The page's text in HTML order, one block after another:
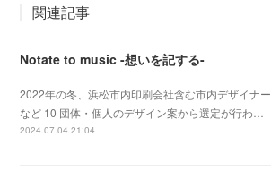
関連記事
Notate to music -想いを記する-
2022年の冬、浜松市内印刷会社含む市内デザイナー
など 10 団体・個人のデザイン案から選定が行わ…
2024.07.04 21:04